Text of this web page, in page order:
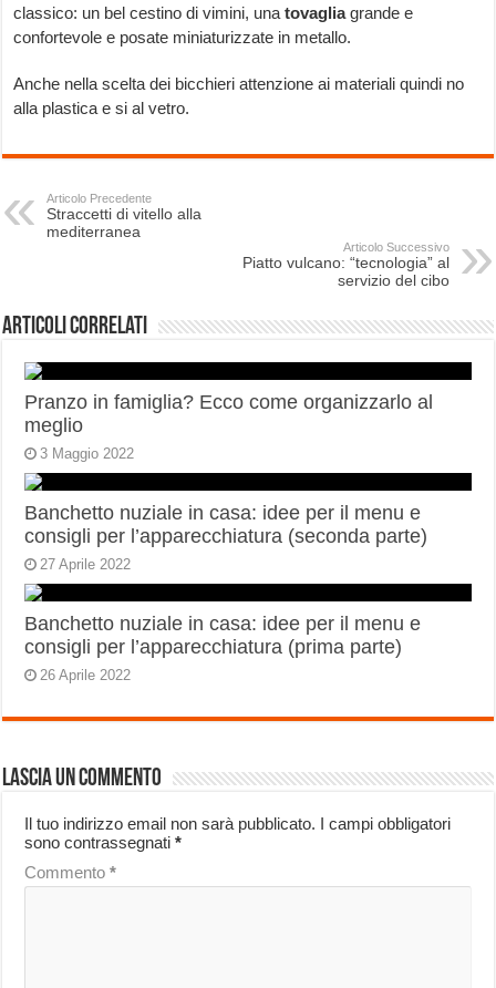
classico: un bel cestino di vimini, unatovagliagrande e
confortevole e posate miniaturizzate in metallo.
Anche nella scelta dei bicchieri attenzione ai materiali quindi no
alla plastica e si al vetro.
Articolo Precedente
Straccetti di vitello alla
mediterranea
Articolo Successivo
Piatto vulcano: “tecnologia” al
servizio del cibo
Articoli correlati
Pranzo in famiglia? Ecco come organizzarlo al
meglio
3 Maggio 2022
Banchetto nuziale in casa: idee per il menu e
consigli per l’apparecchiatura (seconda parte)
27 Aprile 2022
Banchetto nuziale in casa: idee per il menu e
consigli per l’apparecchiatura (prima parte)
26 Aprile 2022
Lascia un commento
Il tuo indirizzo email non sarà pubblicato. I campi obbligatori
sono contrassegnati*
Commento*